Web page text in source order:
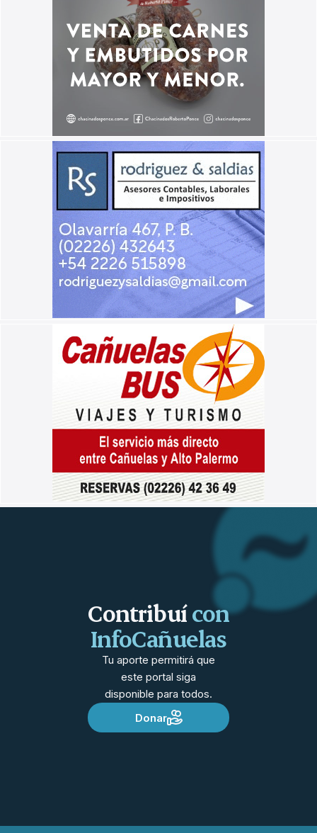
Contribuícon
InfoCañuelas
Tu aporte permitirá que
este portal siga
disponible para todos.
Donar